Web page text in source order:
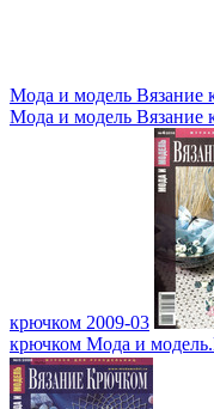
Мода и модель Вязание
Мода и модель Вязание
крючком 2009-03
крючком Мода и